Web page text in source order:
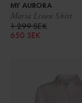
Maria Linen Shirt
MY AURORA
1 299 SEK
650 SEK